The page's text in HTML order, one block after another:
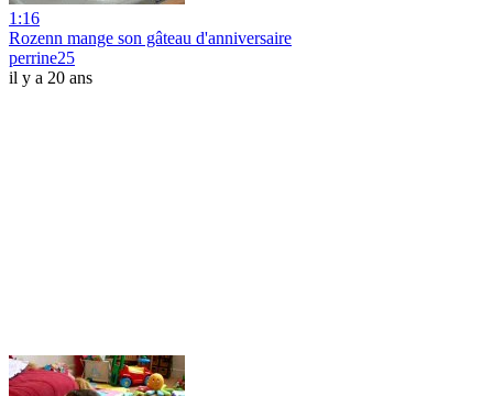
1:16
Rozenn mange son gâteau d'anniversaire
perrine25
il y a 20 ans